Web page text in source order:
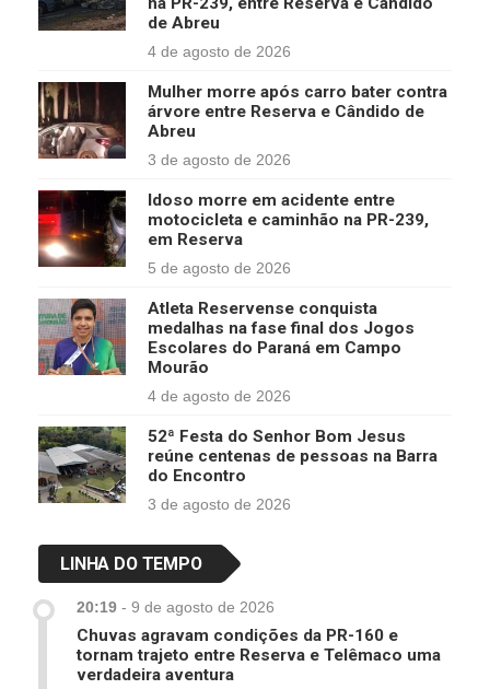
de Abreu
4 de agosto de 2026
Mulher morre após carro bater contra
árvore entre Reserva e Cândido de
Abreu
3 de agosto de 2026
Idoso morre em acidente entre
motocicleta e caminhão na PR-239,
em Reserva
5 de agosto de 2026
Atleta Reservense conquista
medalhas na fase final dos Jogos
Escolares do Paraná em Campo
Mourão
4 de agosto de 2026
52ª Festa do Senhor Bom Jesus
reúne centenas de pessoas na Barra
do Encontro
3 de agosto de 2026
LINHA DO TEMPO
20:19 - 9 de agosto de 2026
Chuvas agravam condições da PR-160 e
tornam trajeto entre Reserva e Telêmaco uma
verdadeira aventura